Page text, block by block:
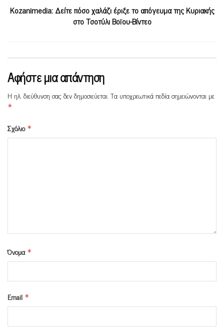
Kozanimedia: Δείτε πόσο χαλάζι έριξε το απόγευμα της Κυριακής
στο Τσοτύλι Βοϊου-Βίντεο
Αφήστε μια απάντηση
Η ηλ. διεύθυνση σας δεν δημοσιεύεται.Τα υποχρεωτικά πεδία σημειώνονται με
*
Σχόλιο *
Όνομα *
Email *